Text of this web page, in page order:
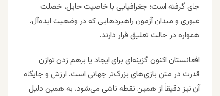
جای گرفته است؛ جغرافیایی با خاصیت حایل، خصلت
عبوری و میدان آزمون راهبردهایی که در وضعیت ایده‌آل،
همواره در حالت تعلیق قرار دارند.
افغانستان اکنون گزینه‌ای برای ایجاد یا برهم زدن توازن
قدرت در متن بازی‌های بزرگ‌تر جهانی است. ارزش و جایگاه
آن نیز دقیقاً از همین نقطه ناشی می‌شود. به همین دلیل،